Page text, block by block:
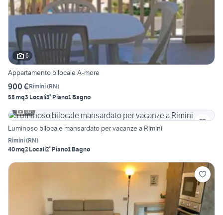
6
Appartamento bilocale A-more
900 €Rimini(RN)
58 mq3 Locali3° Piano1 Bagno
10
Luminoso bilocale mansardato per vacanze a Rimini
Rimini(RN)
40 mq2 Locali2° Piano1 Bagno